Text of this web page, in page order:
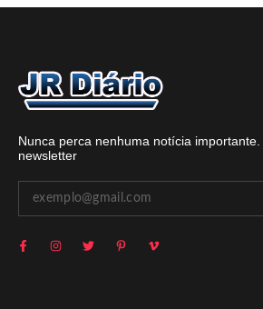
Nunca perca nenhuma notícia importante.
newsletter